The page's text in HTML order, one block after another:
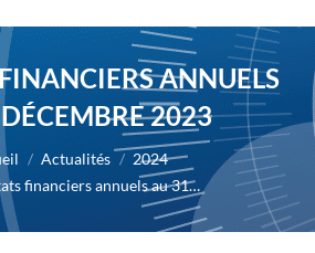
ANNUELS
2023
Actualités
2024
financiers annuels au 31…